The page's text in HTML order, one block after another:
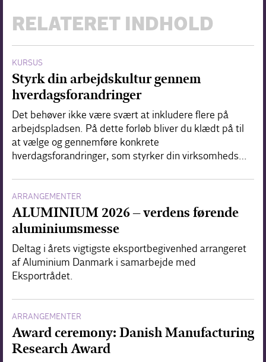
RELATERET INDHOLD
KURSUS
Styrk din arbejdskultur gennem
hverdagsforandringer
Det behøver ikke være svært at inkludere flere på
arbejdspladsen. På dette forløb bliver du klædt på til
at vælge og gennemføre konkrete
hverdagsforandringer, som styrker din virksomheds…
ARRANGEMENTER
ALUMINIUM 2026 – verdens førende
aluminiumsmesse
Deltag i årets vigtigste eksportbegivenhed arrangeret
af Aluminium Danmark i samarbejde med
Eksportrådet.
ARRANGEMENTER
Award ceremony: Danish Manufacturing
Research Award